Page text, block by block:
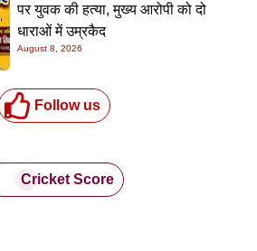
पर युवक की हत्या, मुख्य आरोपी को दो
धाराओं में उम्रकैद
August 8, 2026
Follow us
Cricket Score